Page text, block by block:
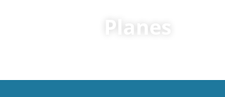
Planes